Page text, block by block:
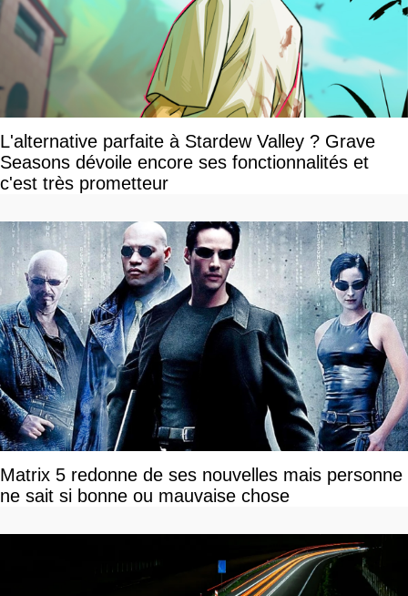
L'alternative parfaite à Stardew Valley ? Grave
Seasons dévoile encore ses fonctionnalités et
c'est très prometteur
Matrix 5 redonne de ses nouvelles mais personne
ne sait si bonne ou mauvaise chose